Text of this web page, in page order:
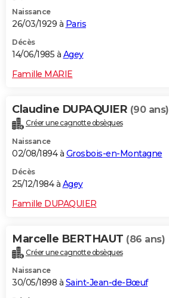
Naissance
26/03/1929 à Paris
Décès
14/06/1985 à Agey
Famille MARIE
Claudine DUPAQUIER (90 ans)
Créer une cagnotte obsèques
Naissance
02/08/1894 à Grosbois-en-Montagne
Décès
25/12/1984 à Agey
Famille DUPAQUIER
Marcelle BERTHAUT (86 ans)
Créer une cagnotte obsèques
Naissance
30/05/1898 à Saint-Jean-de-Bœuf